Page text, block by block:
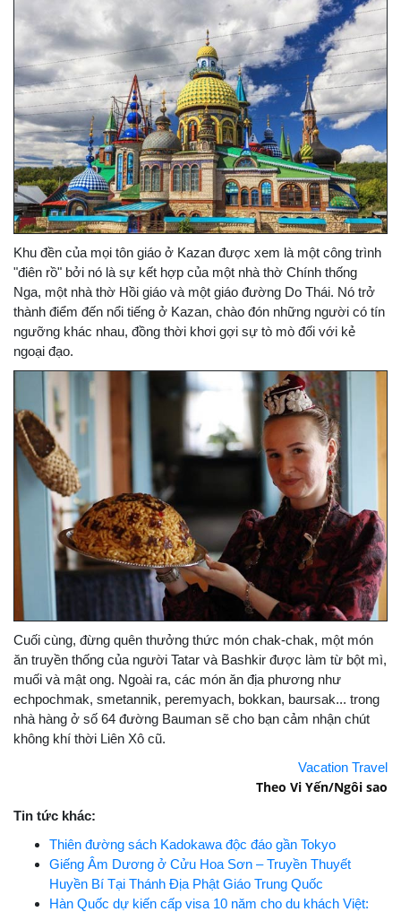
Khu đền của mọi tôn giáo ở Kazan được xem là một công trình
"điên rồ" bởi nó là sự kết hợp của một nhà thờ Chính thống
Nga, một nhà thờ Hồi giáo và một giáo đường Do Thái. Nó trở
thành điểm đến nổi tiếng ở Kazan, chào đón những người có tín
ngưỡng khác nhau, đồng thời khơi gợi sự tò mò đối với kẻ
ngoại đạo.
Cuối cùng, đừng quên thưởng thức món chak-chak, một món
ăn truyền thống của người Tatar và Bashkir được làm từ bột mì,
muối và mật ong. Ngoài ra, các món ăn địa phương như
echpochmak, smetannik, peremyach, bokkan, baursak... trong
nhà hàng ở số 64 đường Bauman sẽ cho bạn cảm nhận chút
không khí thời Liên Xô cũ.
Vacation Travel
Theo Vi Yến/Ngôi sao
Tin tức khác:
Thiên đường sách Kadokawa độc đáo gần Tokyo
Giếng Âm Dương ở Cửu Hoa Sơn – Truyền Thuyết
Huyền Bí Tại Thánh Địa Phật Giáo Trung Quốc
Hàn Quốc dự kiến cấp visa 10 năm cho du khách Việt: